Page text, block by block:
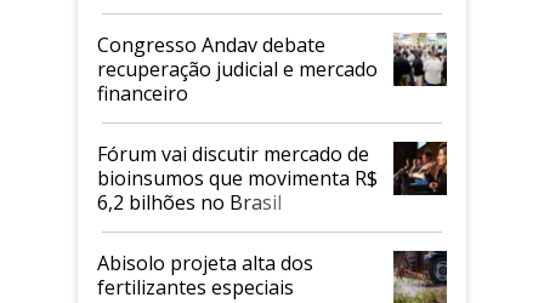
Congresso Andav debate
recuperação judicial e mercado
financeiro
Fórum vai discutir mercado de
bioinsumos que movimenta R$
6,2 bilhões no Brasil
Abisolo projeta alta dos
fertilizantes especiais